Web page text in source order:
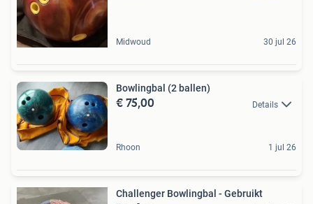
Midwoud 30 jul 26
Bowlingbal (2 ballen)
€ 75,00 Details
Rhoon 1 jul 26
Challenger Bowlingbal - Gebruikt